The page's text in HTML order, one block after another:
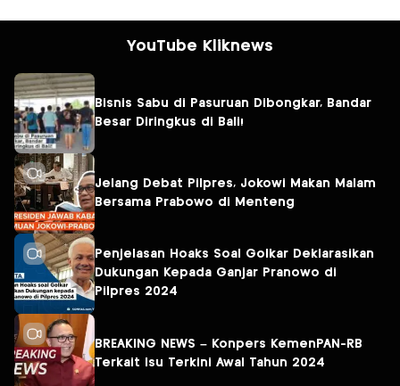
YouTube Kliknews
Bisnis Sabu di Pasuruan Dibongkar, Bandar
Besar Diringkus di Bali!
Jelang Debat Pilpres, Jokowi Makan Malam
Bersama Prabowo di Menteng
Penjelasan Hoaks Soal Golkar Deklarasikan
Dukungan Kepada Ganjar Pranowo di
Pilpres 2024
BREAKING NEWS – Konpers KemenPAN-RB
Terkait Isu Terkini Awal Tahun 2024